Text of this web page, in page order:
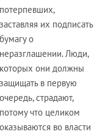
потерпевших,
заставляя их подписать
бумагу о
неразглашении. Люди,
которых они должны
защищать в первую
очередь, страдают,
потому что целиком
оказываются во власти